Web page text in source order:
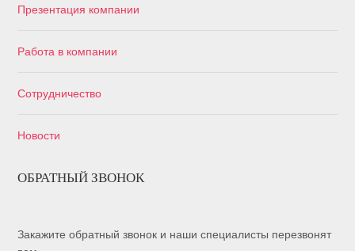
Презентация компании
Работа в компании
Сотрудничество
Новости
ОБРАТНЫЙ ЗВОНОК
Закажите обратный звонок и наши специалисты перезвонят